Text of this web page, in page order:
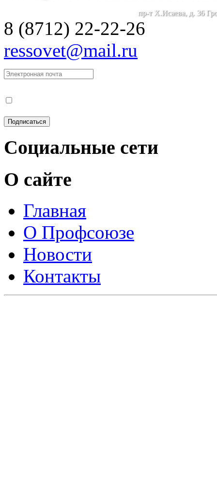
пр-т Х.Исаева, д. 36
8 (8712) 22-22-26
ressovet@mail.ru
Социальные сети
О сайте
Главная
О Профсоюзе
Новости
Контакты